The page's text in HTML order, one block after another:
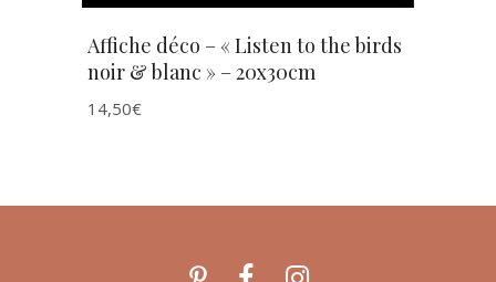
Affiche déco – « Listen to the birds
noir & blanc » – 20x30cm
14,50€